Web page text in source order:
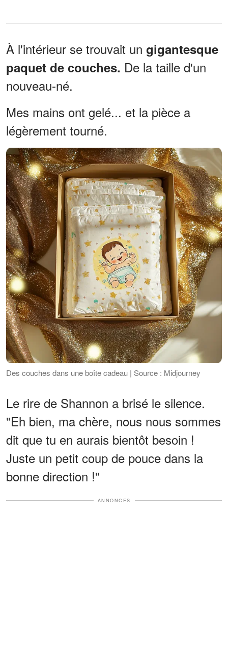
À l'intérieur se trouvait un gigantesque
paquet de couches. De la taille d'un
nouveau-né.
Mes mains ont gelé... et la pièce a
légèrement tourné.
Des couches dans une boîte cadeau | Source : Midjourney
Le rire de Shannon a brisé le silence.
"Eh bien, ma chère, nous nous sommes
dit que tu en aurais bientôt besoin !
Juste un petit coup de pouce dans la
bonne direction !"
ANNONCES